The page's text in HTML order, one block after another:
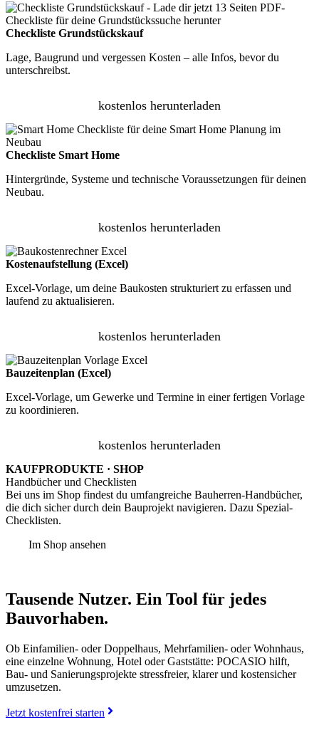
Checkliste Grundstückskauf
Lage, Baugrund und vergessen Kosten – alle Infos, bevor du
unterschreibst.
kostenlos herunterladen
Checkliste Smart Home
Hintergründe, Systeme und technische Voraussetzungen für deinen
Neubau.
kostenlos herunterladen
Kostenaufstellung (Excel)
Excel-Vorlage, um deine Baukosten strukturiert zu erfassen und
laufend zu aktualisieren.
kostenlos herunterladen
Bauzeitenplan (Excel)
Excel-Vorlage, um Gewerke und Termine in einer fertigen Vorlage
zu koordinieren.
kostenlos herunterladen
KAUFPRODUKTE · SHOP
Handbücher und Checklisten
Bei uns im Shop findest du umfangreiche Bauherren-Handbücher,
die dich sicher durch dein Bauprojekt navigieren. Dazu Spezial-
Checklisten.
Im Shop ansehen
Tausende Nutzer. Ein Tool für jedes
Bauvorhaben.
Ob Einfamilien- oder Doppelhaus, Mehrfamilien- oder Wohnhaus,
eine einzelne Wohnung, Hotel oder Gaststätte: POCASIO hilft,
Bau- und Sanierungsprojekte stressfreier, klarer und kostensicher
umzusetzen.
Jetzt kostenfrei starten